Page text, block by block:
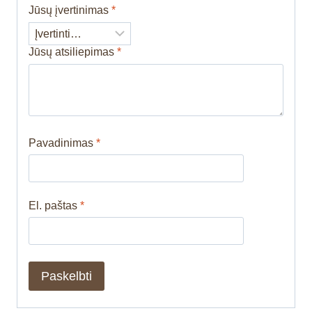
Jūsų įvertinimas *
Jūsų atsiliepimas *
Pavadinimas *
El. paštas *